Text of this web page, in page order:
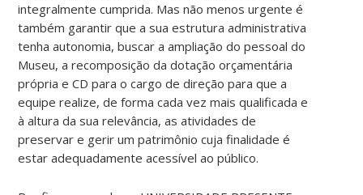
integralmente cumprida. Mas não menos urgente é
também garantir que a sua estrutura administrativa
tenha autonomia, buscar a ampliação do pessoal do
Museu, a recomposição da dotação orçamentária
própria e CD para o cargo de direção para que a
equipe realize, de forma cada vez mais qualificada e
à altura da sua relevância, as atividades de
preservar e gerir um patrimônio cuja finalidade é
estar adequadamente acessível ao público.